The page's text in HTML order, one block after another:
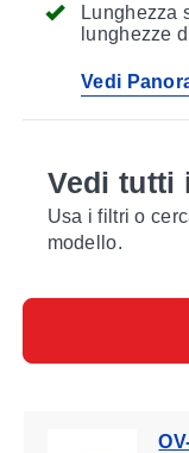
Lunghezza
lunghezze
Vedi
Vedi tutti
Usa i filtri o
modello.